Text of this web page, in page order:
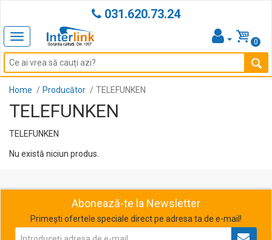
031.620.73.24
Toggle
navigation
0
Home Producător TELEFUNKEN
TELEFUNKEN
TELEFUNKEN
Nu există niciun produs.
Abonează-te la Newsletter
Primești ofertele speciale direct pe adresa ta de e-mail!